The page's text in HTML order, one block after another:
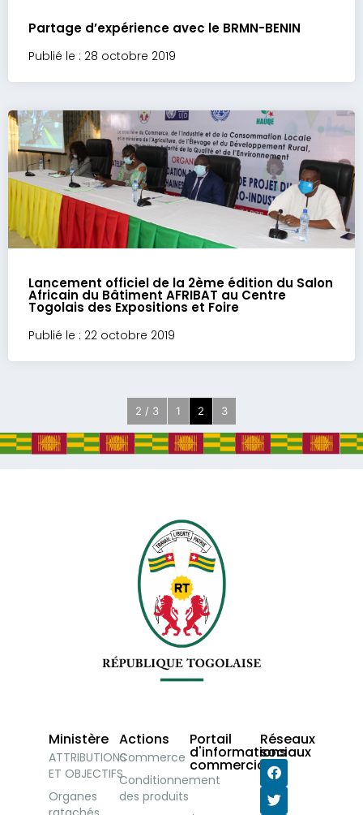
Partage d’expérience avec le BRMN-BENIN
Publié le : 28 octobre 2019
Lancement officiel de la 2ème édition du Salon
Africain du Bâtiment AFRIBAT au Centre
Togolais des Expositions et Foire
Publié le : 22 octobre 2019
2 / 3 1 2 3
Ministère
ATTRIBUTIONS
ET OBJECTIFS
Organes
Actions
Commerce
Conditionnement
des produits
Portail
d'informations
commerciales
Réseaux
sociaux